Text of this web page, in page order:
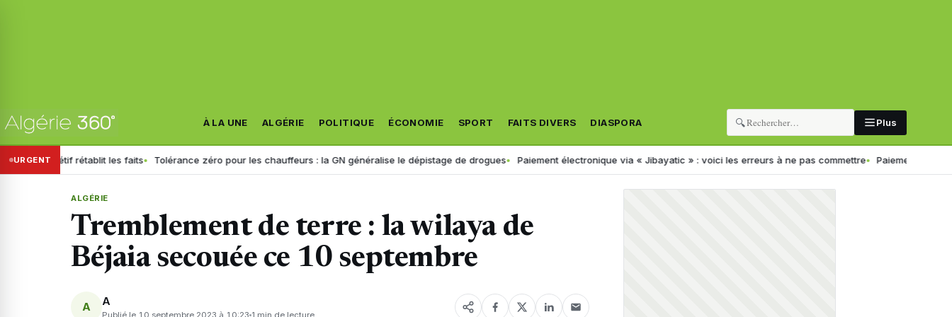
À LA UNE ALGÉRIE POLITIQUE ÉCONOMIE SPORT FAITS DIVERS DIASPORA 🔍 Plus
URGENT
Sétif rétablit les faits Tolérance zéro pour les chauffeurs : la GN généralise le dépistage de drogues Paiement électronique via « Jibayatic » : voici les erreurs à ne pas commettre Paiement électronique
ALGÉRIE
Tremblement de terre : la wilaya de
Béjaia secouée ce 10 septembre
A A
Publié le 10 septembre 2023 à 10:23 1 min de lecture